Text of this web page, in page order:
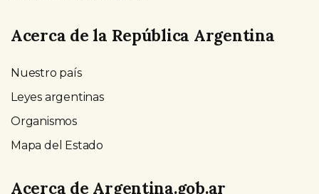
Acerca de la República Argentina
Nuestro país
Leyes argentinas
Organismos
Mapa del Estado
Acerca de Argentina.gob.ar